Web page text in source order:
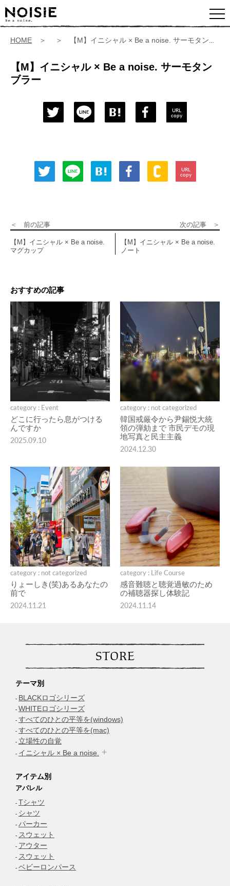
HOME ＞ ＞ 【M】イニシャル × Be a noise. サーモタンブラー
【M】イニシャル × Be a noise. サーモタン
ブラー
URL
copy
URL
copy
＜ 前の記事 次の記事 ＞
【M】イニシャル × Be a noise.
マグカップ
【M】イニシャル × Be a noise.
ノート
おすすめの記事
category : Event
どこに行ったら息がつける
んですか
2025.09.10
category : not categorized
韓国戒厳令から尹錫悦大統
領の弾劾まで 市民デモの現
地写真と民主主義
2024.12.30
category : not categorized
りょーしき(笑)あるあなたの
前で
2024.11.21
category : Life Course
感音難聴と聴覚過敏のため
の補聴器探し体験記
2024.11.14
STORE
テーマ別
BLACKロゴシリーズ
WHITEロゴシリーズ
すべてのひとの平等を(windows)
すべてのひとの平等を(mac)
立場性の自覚
イニシャル × Be a noise.
アイテム別
アパレル
Tシャツ
シャツ
パーカー
スウェット
アウター
スウェット
ベビーロンパース